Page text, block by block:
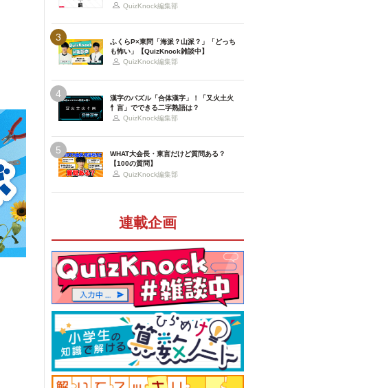
QuizKnock編集部
3
ふくらP×東問「海派？山派？」「どっち
も怖い」【QuizKnock雑談中】
QuizKnock編集部
4
漢字のパズル「合体漢字」！「又火土火
忄言」でできる二字熟語は？
QuizKnock編集部
5
WHAT大会長・東言だけど質問ある？
【100の質問】
QuizKnock編集部
連載企画